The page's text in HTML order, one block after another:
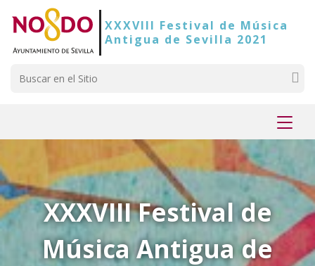
Saltar al contenido
Saltar a la navegación
Información de contactoXXXVIII Festival de Música
Antigua de Sevilla 2021
menú
XXXVIII Festival de
Música Antigua de